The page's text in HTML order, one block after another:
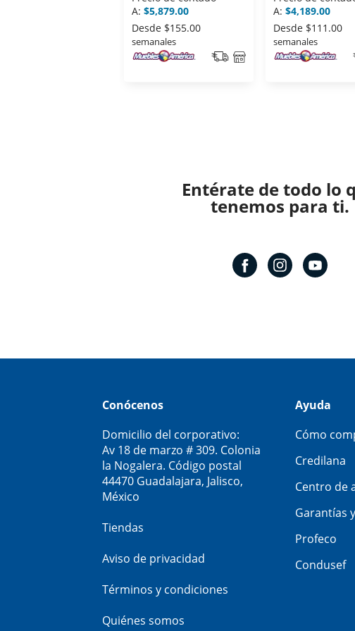
A: $5,879.00
Desde $155.00
semanales
A: $4,189.00
Desde $111.00
semanales
Entérate de todo lo
tenemos para ti.
Conócenos
Domicilio del corporativo:
Av 18 de marzo # 309. Colonia
la Nogalera. Código postal
44470 Guadalajara, Jalisco,
México
Tiendas
Aviso de privacidad
Términos y condiciones
Quiénes somos
Ayuda
Cómo
Credilana
Centro de
Garantías
Profeco
Condusef